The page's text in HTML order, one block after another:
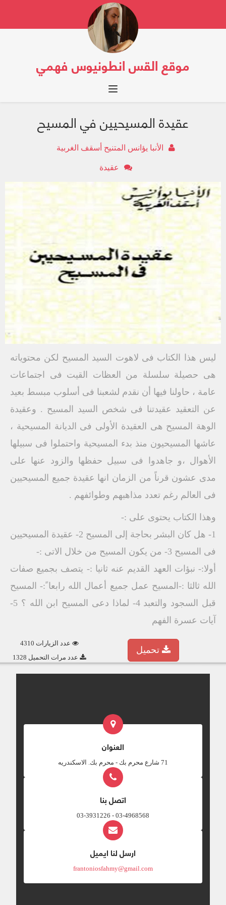
موقع القس انطونيوس فهمي
Toggle navigation
عقيدة المسيحيين في المسيح
الأنبا يؤانس المتنيح أسقف الغربية
عقيدة
ليس هذا الكتاب فى لاهوت السيد المسيح لكن محتوياته
هى حصيلة سلسلة من العظات القيت فى اجتماعات
عامة ، حاولنا فيها أن نقدم لشعبنا فى أسلوب مبسط بعيد
عن التعقيد عقيدتنا فى شخص السيد المسيح . وعقيدة
الوهة المسيح هى العقيدة الأولى فى الديانة المسيحية ،
عاشها المسيحيون منذ بدء المسيحية واحتملوا فى سبيلها
الأهوال ،و جاهدوا فى سبيل حفظها والزود عنها على
مدى عشون قرناً من الزمان انها عقيدة جميع المسيحيين
فى العالم رغم تعدد مذاهبهم وطوائفهم .
وهذا الكتاب يحتوى على :-
1- هل كان البشر بحاجة إلى المسيح 2- عقيدة المسيحيين
فى المسيح 3- من يكون المسيح من خلال الاتى :-
أولا:- نبؤات العهد القديم عنه ثانيا :- يتصف بجميع صفات
الله ثالثا :-المسيح عمل جميع أعمال الله رابعا ً:- المسيح
قبل السجود والتعبد 4- لماذا دعى المسيح ابن الله ؟ 5-
آيات عسرة الفهم
عدد الزيارات 4310
عدد مرات التحميل 1328
تحميل
العنوان
‎71 شارع محرم بك - محرم بك. الاسكندريه
اتصل بنا
03-4968568 - 03-3931226
ارسل لنا ايميل
frantoniosfahmy@gmail.com